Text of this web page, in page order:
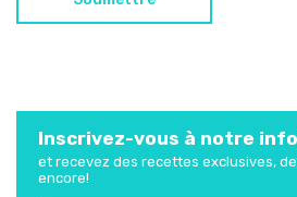
Inscrivez-vous à notre
et recevez des recettes exclusives,
encore!